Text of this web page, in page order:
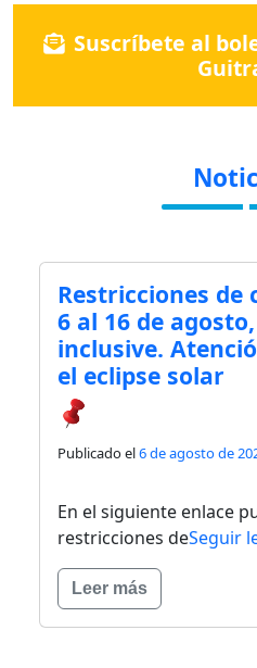
Suscríbete al
Restricciones de
6 al 16 de
inclusive.
el eclipse solar
Publicado el6 de agosto de
En el siguiente enlace
restricciones deSeguir
Leer más